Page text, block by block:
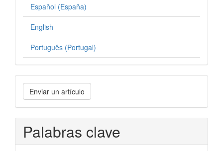
Español (España)
English
Português (Portugal)
Enviar
un
artículo
Enviar un artículo
Palabras clave